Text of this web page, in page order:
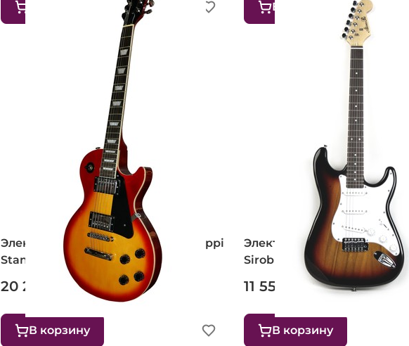
В корзину
Электрогитара ALINA PRO Mississippi
Standart (3TS)
20 250 ₽
В корзину
Электрогитара ALINA PRO
Sirob (SB)
11 550 ₽
В корзину